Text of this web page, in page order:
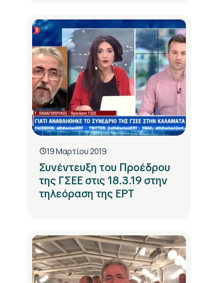
19 Μαρτίου 2019
Συνέντευξη του Προέδρου
της ΓΣΕΕ στις 18.3.19 στην
τηλεόραση της ΕΡΤ